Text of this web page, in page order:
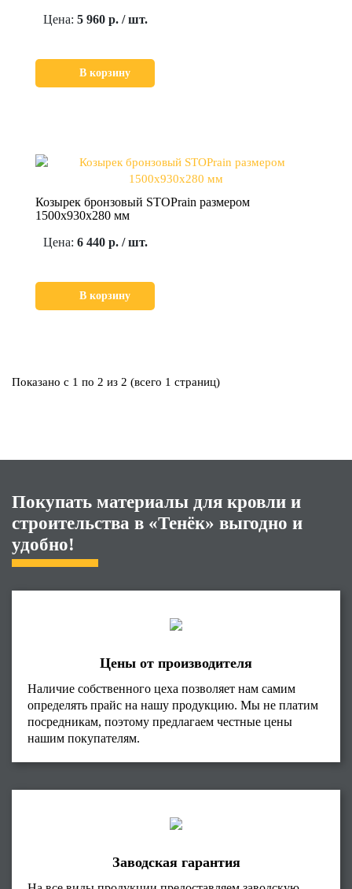
Цена: 5 960 р. / шт.
В корзину
Козырек бронзовый STOPrain размером
1500х930х280 мм
Цена: 6 440 р. / шт.
В корзину
Показано с 1 по 2 из 2 (всего 1 страниц)
Покупать материалы для кровли и
строительства в «Тенёк» выгодно и
удобно!
Цены от производителя
Наличие собственного цеха позволяет нам самим
определять прайс на нашу продукцию. Мы не платим
посредникам, поэтому предлагаем честные цены
нашим покупателям.
Заводская гарантия